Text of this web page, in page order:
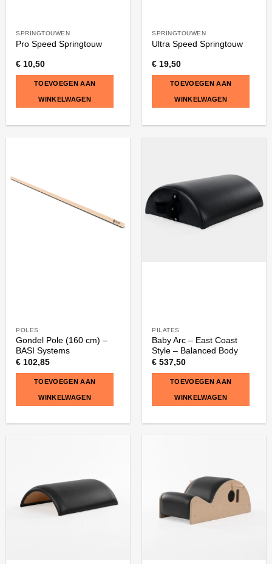
SPRINGTOUWEN
Pro Speed Springtouw
€ 10,50
TOEVOEGEN AAN
WINKELWAGEN
SPRINGTOUWEN
Ultra Speed Springtouw
€ 19,50
TOEVOEGEN AAN
WINKELWAGEN
POLES
Gondel Pole (160 cm) –
BASI Systems
€ 102,85
TOEVOEGEN AAN
WINKELWAGEN
PILATES
Baby Arc – East Coast
Style – Balanced Body
€ 537,50
TOEVOEGEN AAN
WINKELWAGEN